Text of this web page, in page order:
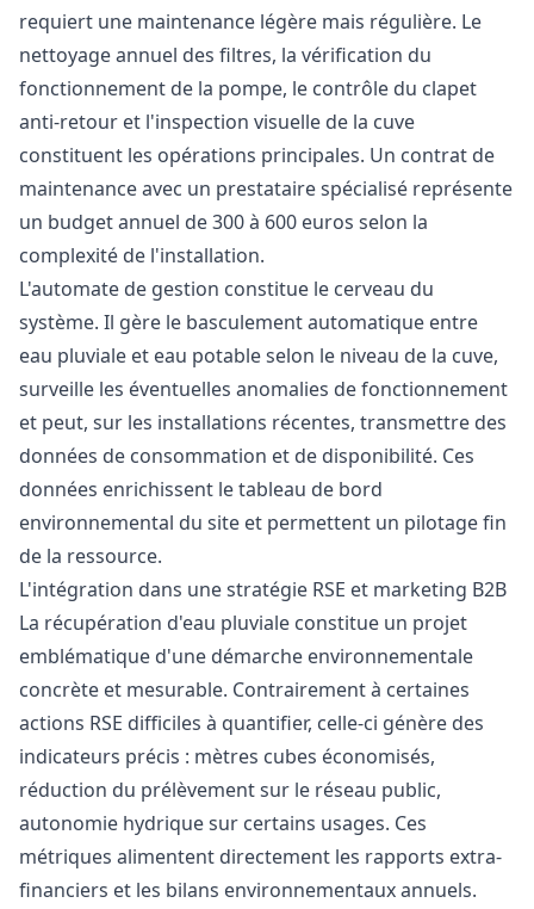
requiert une maintenance légère mais régulière. Le
nettoyage annuel des filtres, la vérification du
fonctionnement de la pompe, le contrôle du clapet
anti-retour et l'inspection visuelle de la cuve
constituent les opérations principales. Un contrat de
maintenance avec un prestataire spécialisé représente
un budget annuel de 300 à 600 euros selon la
complexité de l'installation.
L'automate de gestion constitue le cerveau du
système. Il gère le basculement automatique entre
eau pluviale et eau potable selon le niveau de la cuve,
surveille les éventuelles anomalies de fonctionnement
et peut, sur les installations récentes, transmettre des
données de consommation et de disponibilité. Ces
données enrichissent le tableau de bord
environnemental du site et permettent un pilotage fin
de la ressource.
L'intégration dans une stratégie RSE et marketing B2B
La récupération d'eau pluviale constitue un projet
emblématique d'une démarche environnementale
concrète et mesurable. Contrairement à certaines
actions RSE difficiles à quantifier, celle-ci génère des
indicateurs précis : mètres cubes économisés,
réduction du prélèvement sur le réseau public,
autonomie hydrique sur certains usages. Ces
métriques alimentent directement les rapports extra-
financiers et les bilans environnementaux annuels.